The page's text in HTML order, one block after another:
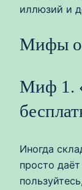
иллюзий и
Мифы о
Миф 1.
Иногда
просто